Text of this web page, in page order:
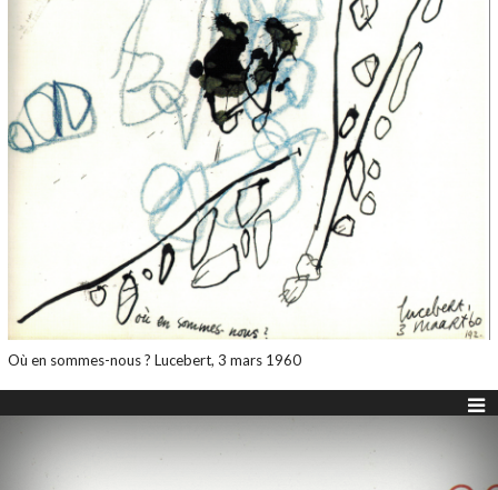
Où en sommes-nous ? Lucebert, 3 mars 1960